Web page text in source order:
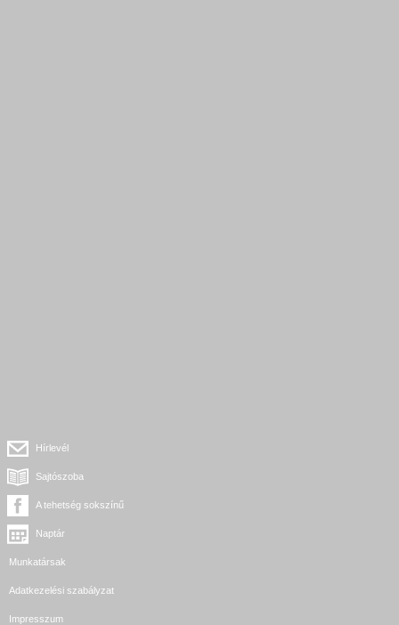
Hírlevél
Sajtószoba
A tehetség sokszínű
Naptár
Munkatársak
Adatkezelési szabályzat
Impresszum